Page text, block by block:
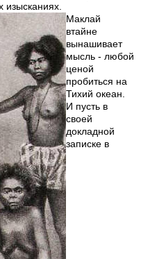
изысканиях.
Маклай
втайне
вынашивает
мысль - любой
ценой
пробиться на
Тихий океан.
И пусть в
своей
докладной
записке в